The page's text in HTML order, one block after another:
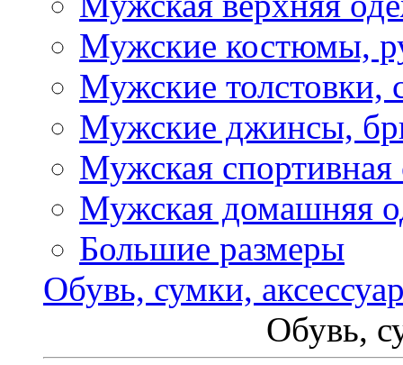
Мужские костюмы,
Мужские толстовки,
Мужские джинсы,
Мужская спортивная
Мужская домашняя
Большие размеры
Обувь, сумки,
Обувь,